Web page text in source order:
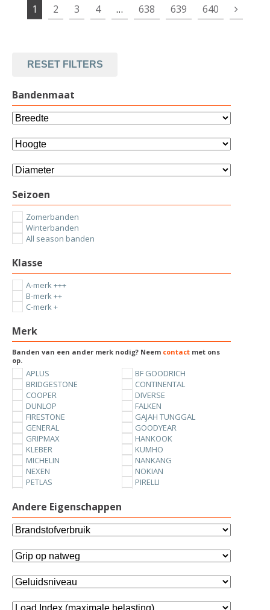
1 2 3 4 … 638 639 640
RESET FILTERS
Bandenmaat
Seizoen
Zomerbanden
Winterbanden
All season banden
Klasse
A-merk +++
B-merk ++
C-merk +
Merk
Banden van een ander merk nodig? Neem contact met ons
op.
APLUS
BF GOODRICH
BRIDGESTONE
CONTINENTAL
COOPER
DIVERSE
DUNLOP
FALKEN
FIRESTONE
GAJAH TUNGGAL
GENERAL
GOODYEAR
GRIPMAX
HANKOOK
KLEBER
KUMHO
MICHELIN
NANKANG
NEXEN
NOKIAN
PETLAS
PIRELLI
UNIROYAL
YOKOHAMA
Andere Eigenschappen